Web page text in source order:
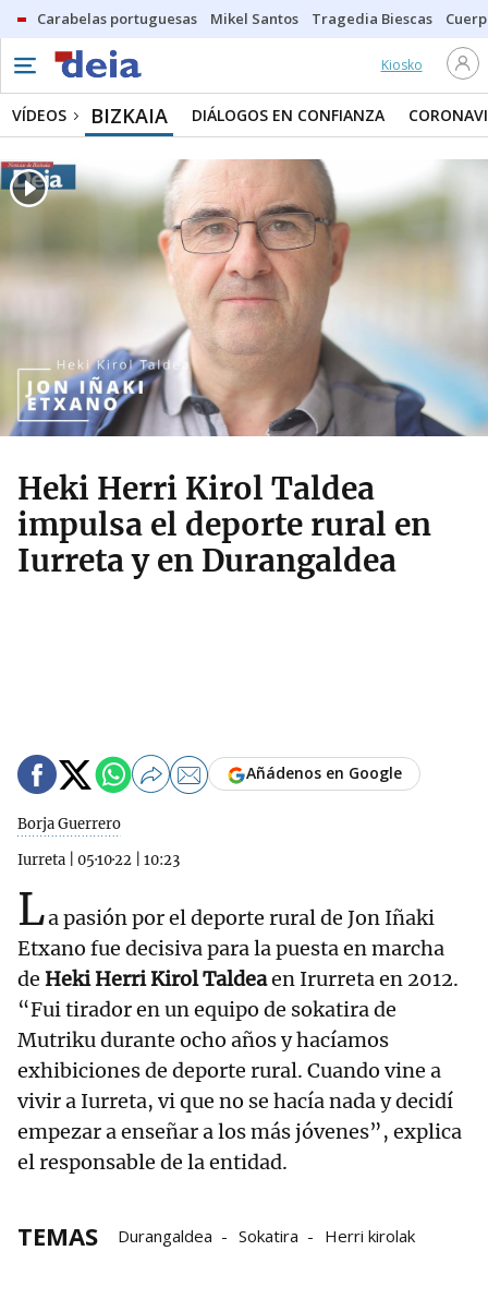
Carabelas portuguesas Mikel Santos Tragedia Biescas
Kiosko
VÍDEOS BIZKAIA DIÁLOGOS EN CONFIANZA
Heki Herri Kirol Taldea
impulsa el deporte rural en
Iurreta y en Durangaldea
Borja Guerrero
Iurreta
05·10·22 10:23
Añádenos en Google
La pasión por el deporte rural de Jon Iñaki
Etxano fue decisiva para la puesta en marcha
de Heki Herri Kirol Taldeaen Irurreta en 2012.
“Fui tirador en un equipo de sokatira de
Mutriku durante ocho años y hacíamos
exhibiciones de deporte rural. Cuando vine a
vivir a Iurreta, vi que no se hacía nada y decidí
empezar a enseñar a los más jóvenes”, explica
el responsable de la entidad.
TEMAS Durangaldea Sokatira Herri kirolak